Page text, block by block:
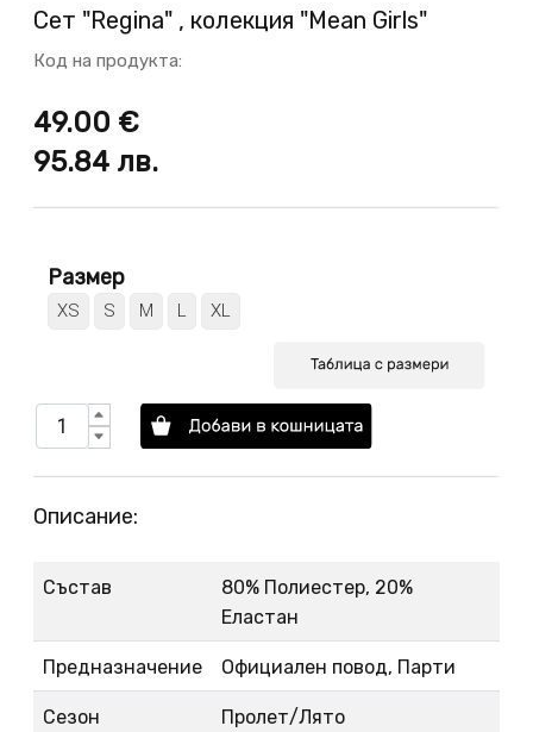
Сет "Regina" , колекция "Mean Girls"
Код на продукта:
49.00 €
95.84 лв.
Размер
XS S M L XL
Описание:
Състав
80% Полиестер, 20%
Еластан
Предназначение Официален повод, Парти
Сезон Пролет/Лято